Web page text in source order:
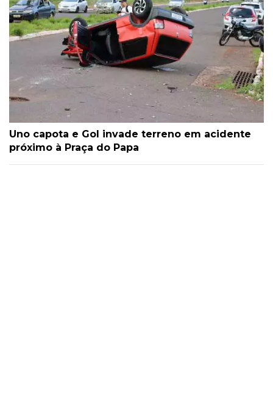
Uno capota e Gol invade terreno em acidente
próximo à Praça do Papa